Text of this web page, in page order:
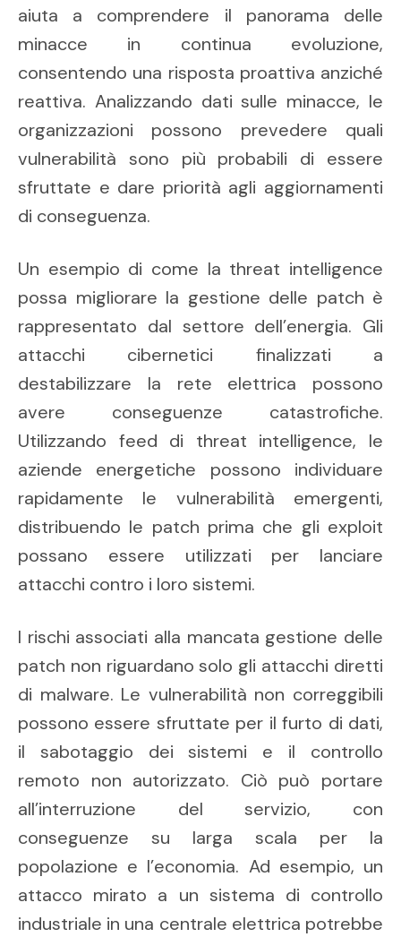
aiuta a comprendere il panorama delle
minacce in continua evoluzione,
consentendo una risposta proattiva anziché
reattiva. Analizzando dati sulle minacce, le
organizzazioni possono prevedere quali
vulnerabilità sono più probabili di essere
sfruttate e dare priorità agli aggiornamenti
di conseguenza.
Un esempio di come la threat intelligence
possa migliorare la gestione delle patch è
rappresentato dal settore dell’energia. Gli
attacchi cibernetici finalizzati a
destabilizzare la rete elettrica possono
avere conseguenze catastrofiche.
Utilizzando feed di threat intelligence, le
aziende energetiche possono individuare
rapidamente le vulnerabilità emergenti,
distribuendo le patch prima che gli exploit
possano essere utilizzati per lanciare
attacchi contro i loro sistemi.
I rischi associati alla mancata gestione delle
patch non riguardano solo gli attacchi diretti
di malware. Le vulnerabilità non correggibili
possono essere sfruttate per il furto di dati,
il sabotaggio dei sistemi e il controllo
remoto non autorizzato. Ciò può portare
all’interruzione del servizio, con
conseguenze su larga scala per la
popolazione e l’economia. Ad esempio, un
attacco mirato a un sistema di controllo
industriale in una centrale elettrica potrebbe